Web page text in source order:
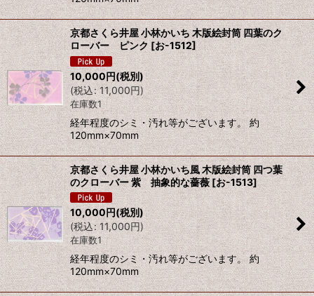
京都さくら井屋 小林かいち 木版絵封筒 四葉のク
ローバー ピンク [お-1512]
10,000円(税別)
(税込: 11,000円)
在庫数1
経年程度のシミ・汚れ等がございます。 約
120mm×70mm
京都さくら井屋 小林かいち風 木版絵封筒 四つ葉
のクローバー 紫 抽象的な薔薇 [お-1513]
10,000円(税別)
(税込: 11,000円)
在庫数1
経年程度のシミ・汚れ等がございます。 約
120mm×70mm